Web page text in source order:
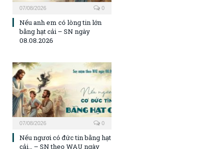
07/08/2026 0
Nếu anh em có lòng tin lớn
bằng hạt cải – SN ngày
08.08.2026
07/08/2026 0
Nếu ngươi có đức tin bằng hạt
cải… – SN theo WAU ngày